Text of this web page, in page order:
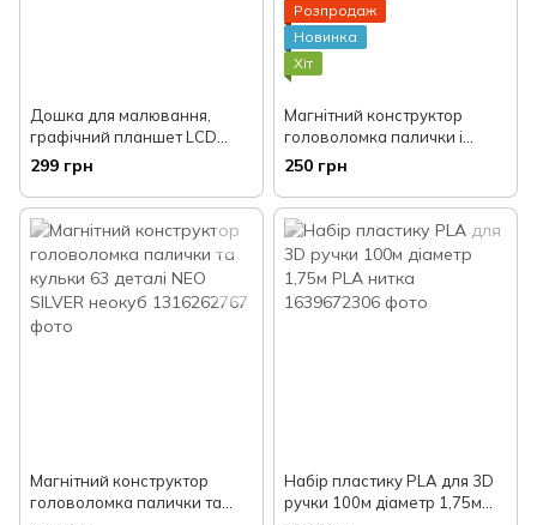
Дошка для малювання,
графічний планшет LCD
Writing Tablet Board 12" синій
299 грн
Розпродаж
Новинка
Хіт
Магнітний конструктор
головоломка палички і
кульки 63 деталі NEO MIX
неокуб
250 грн
Магнітний конструктор
головоломка палички та
Набір пластику PLA для 3D
ручки 100м діаметр 1,75м